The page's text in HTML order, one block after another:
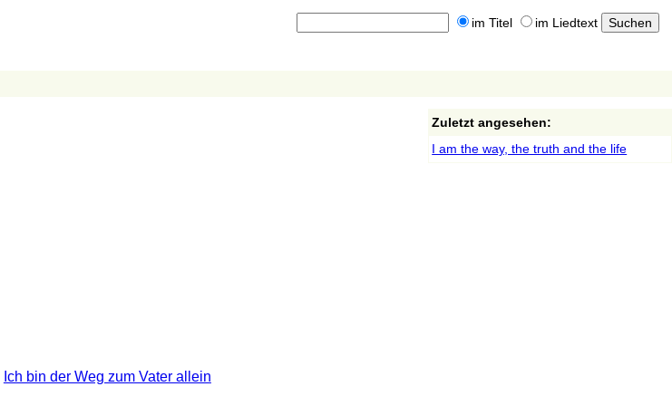
im Titel im Liedtext
Ich bin der Weg zum Vater allein
Zuletzt angesehen:
I am the way, the truth and the life